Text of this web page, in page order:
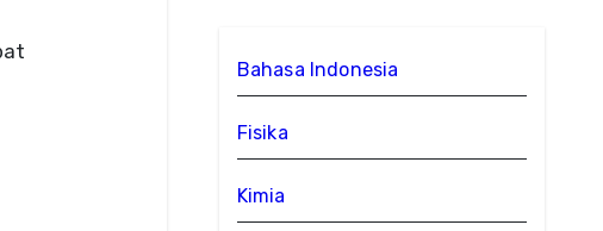
Bahasa Indonesia
Fisika
Kimia